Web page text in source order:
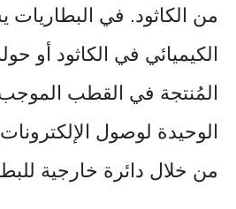
من الكاثود. في البطاريات
الكيميائي في الكاثود أو
المُنتجة في القطب
الوحيدة لوصول
من خلال دائرة خارجية